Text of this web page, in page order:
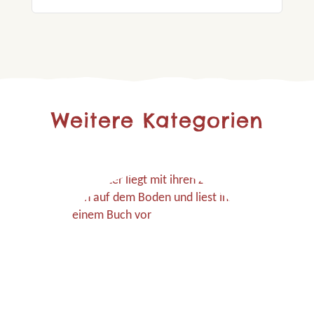
Weitere Kategorien